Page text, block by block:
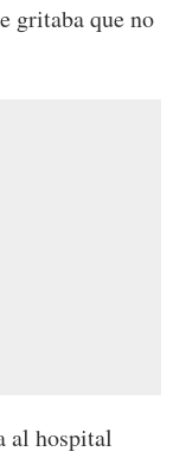
gritaba que no
al hospital